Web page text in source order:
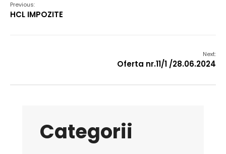
Previous:
HCL IMPOZITE
Next:
Oferta nr.11/1 /28.06.2024
Categorii